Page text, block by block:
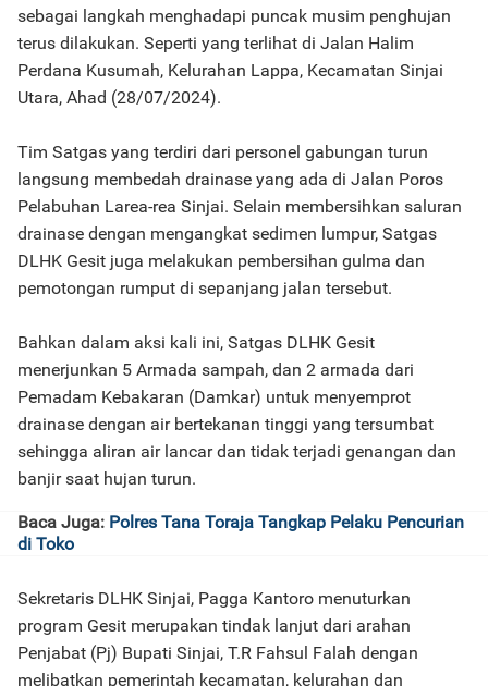
sebagai langkah menghadapi puncak musim penghujan
terus dilakukan. Seperti yang terlihat di Jalan Halim
Perdana Kusumah, Kelurahan Lappa, Kecamatan Sinjai
Utara, Ahad (28/07/2024).
Tim Satgas yang terdiri dari personel gabungan turun
langsung membedah drainase yang ada di Jalan Poros
Pelabuhan Larea-rea Sinjai. Selain membersihkan saluran
drainase dengan mengangkat sedimen lumpur, Satgas
DLHK Gesit juga melakukan pembersihan gulma dan
pemotongan rumput di sepanjang jalan tersebut.
Bahkan dalam aksi kali ini, Satgas DLHK Gesit
menerjunkan 5 Armada sampah, dan 2 armada dari
Pemadam Kebakaran (Damkar) untuk menyemprot
drainase dengan air bertekanan tinggi yang tersumbat
sehingga aliran air lancar dan tidak terjadi genangan dan
banjir saat hujan turun.
Baca Juga: Polres Tana Toraja Tangkap Pelaku Pencurian
di Toko
Sekretaris DLHK Sinjai, Pagga Kantoro menuturkan
program Gesit merupakan tindak lanjut dari arahan
Penjabat (Pj) Bupati Sinjai, T.R Fahsul Falah dengan
melibatkan pemerintah kecamatan, kelurahan dan